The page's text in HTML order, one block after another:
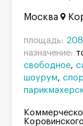
Москва
площадь:
назначение:
свободное
шоурум